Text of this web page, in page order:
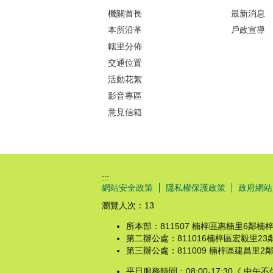
機關首長
本所沿革
轄里分佈
交通位置
活動花絮
影音專區
意見信箱
最新消息
戶政宣導
:::
網站安全政策
隱私權保護政策 政府網
瀏覽人次： 13
所本部：811507 楠梓區惠楠里6鄰楠
第二辦公處：811016楠梓區宏毅里
第三辦公處：811009 楠梓區建昌里2